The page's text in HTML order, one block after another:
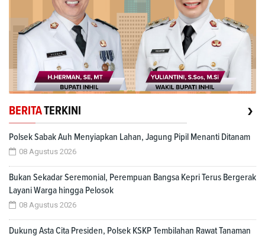
BERITATERKINI ›
Polsek Sabak Auh Menyiapkan Lahan, Jagung Pipil Menanti Ditanam
08 Agustus 2026
Bukan Sekadar Seremonial, Perempuan Bangsa Kepri Terus Bergerak
Layani Warga hingga Pelosok
08 Agustus 2026
Dukung Asta Cita Presiden, Polsek KSKP Tembilahan Rawat Tanaman